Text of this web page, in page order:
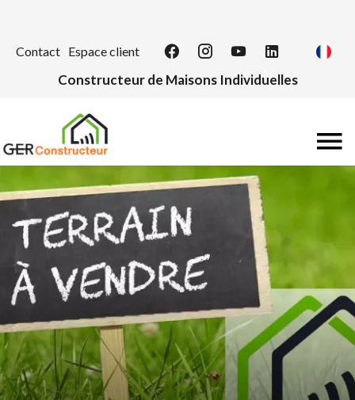
Contact Espace client
Constructeur de Maisons Individuelles